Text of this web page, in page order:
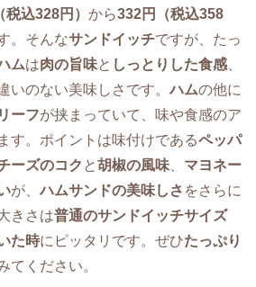
込328円） から332円（税込358
。そんなサンドイッチですが、たっ
ムは肉の旨味と しっとりした食感
いのない美味しさです。ハムの他に
ーフが挟まっていて、味や食感のア
す。ポイントは味付けであるペッパ
ーズのコク と胡椒の風味
マヨネー
が、ハムサンドの美味しさ をさらに
きさは普通のサンドイッチサイズ
た時にピッタリです。ぜひたっぷり
てください。